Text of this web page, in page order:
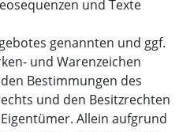
und Texte
genannten und ggf.
und Warenzeichen
Bestimmungen des
und den Besitzrechten
Allein aufgrund